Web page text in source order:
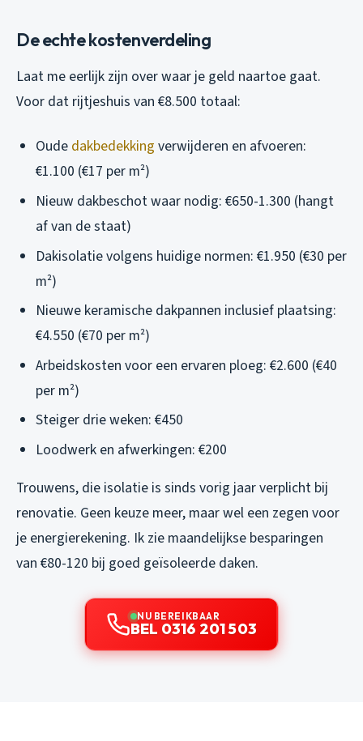
De echte kostenverdeling
Laat me eerlijk zijn over waar je geld naartoe gaat.
Voor dat rijtjeshuis van €8.500 totaal:
Oude dakbedekking verwijderen en afvoeren:
€1.100 (€17 per m²)
Nieuw dakbeschot waar nodig: €650-1.300 (hangt
af van de staat)
Dakisolatie volgens huidige normen: €1.950 (€30 per
m²)
Nieuwe keramische dakpannen inclusief plaatsing:
€4.550 (€70 per m²)
Arbeidskosten voor een ervaren ploeg: €2.600 (€40
per m²)
Steiger drie weken: €450
Loodwerk en afwerkingen: €200
Trouwens, die isolatie is sinds vorig jaar verplicht bij
renovatie. Geen keuze meer, maar wel een zegen voor
je energierekening. Ik zie maandelijkse besparingen
van €80-120 bij goed geïsoleerde daken.
NU BEREIKBAAR
BEL 0316 201 503